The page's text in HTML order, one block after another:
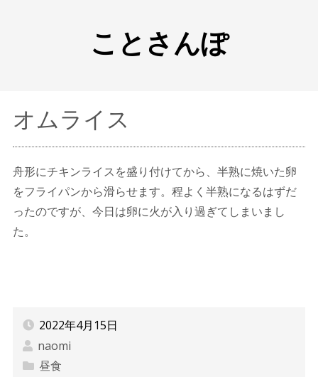
ことさんぽ
オムライス
舟形にチキンライスを盛り付けてから、半熟に焼いた卵
をフライパンから滑らせます。程よく半熟になるはずだ
ったのですが、今日は卵に火が入り過ぎてしまいまし
た。
2022年4月15日
naomi
昼食